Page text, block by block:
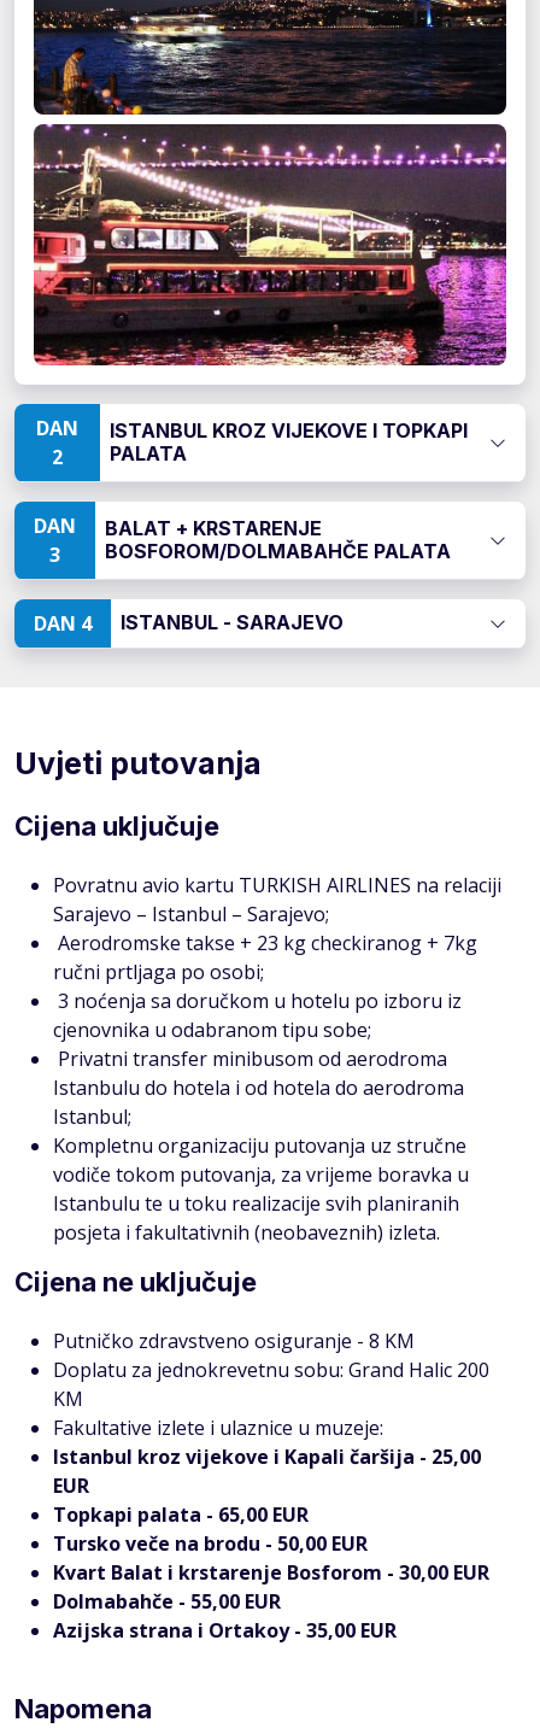
DAN
2
ISTANBUL KROZ VIJEKOVE I TOPKAPI
PALATA
DAN
3
BALAT + KRSTARENJE
BOSFOROM/DOLMABAHČE PALATA
DAN 4 ISTANBUL - SARAJEVO
Uvjeti putovanja
Cijena uključuje
Povratnu avio kartu TURKISH AIRLINES na relaciji
Sarajevo – Istanbul – Sarajevo;
Aerodromske takse + 23 kg checkiranog + 7kg
ručni prtljaga po osobi;
3 noćenja sa doručkom u hotelu po izboru iz
cjenovnika u odabranom tipu sobe;
Privatni transfer minibusom od aerodroma
Istanbulu do hotela i od hotela do aerodroma
Istanbul;
Kompletnu organizaciju putovanja uz stručne
vodiče tokom putovanja, za vrijeme boravka u
Istanbulu te u toku realizacije svih planiranih
posjeta i fakultativnih (neobaveznih) izleta.
Cijena ne uključuje
Putničko zdravstveno osiguranje - 8 KM
Doplatu za jednokrevetnu sobu: Grand Halic 200
KM
Fakultative izlete i ulaznice u muzeje:
Istanbul kroz vijekove i Kapali čaršija - 25,00
EUR
Topkapi palata - 65,00 EUR
Tursko veče na brodu - 50,00 EUR
Kvart Balat i krstarenje Bosforom - 30,00 EUR
Dolmabahče - 55,00 EUR
Azijska strana i Ortakoy - 35,00 EUR
Napomena